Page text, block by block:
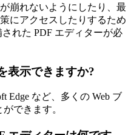
崩れないようにしたり、最
にアクセスしたりするため
れた PDF エディターが必
表示できますか?
Edge など、多くの Web ブ
できます。